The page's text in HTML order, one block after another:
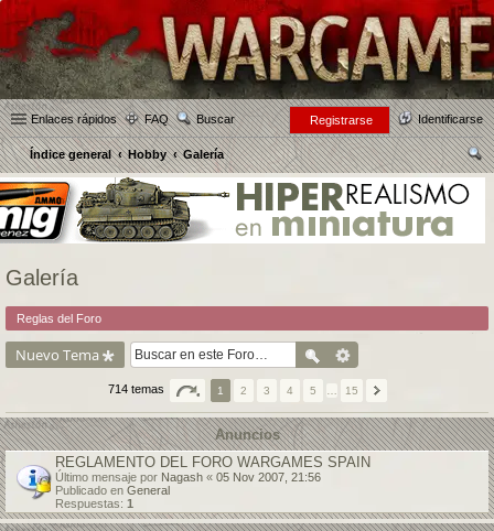
Enlaces rápidos FAQ Buscar Identificarse
Registrarse
Índice general Hobby
Galería
us
Galería
Reglas del Foro
Nuevo Tema
714 temas 1 2 3 4 5 15
Anuncios
REGLAMENTO DEL FORO WARGAMES SPAIN
Último mensaje por Nagash « 05 Nov 2007, 21:56
Publicado en General
Respuestas: 1